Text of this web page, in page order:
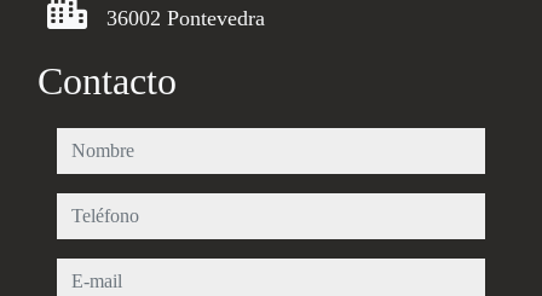
36002 Pontevedra
Contacto
nombre
teléfono
e-mail